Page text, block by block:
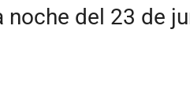
del 23 de